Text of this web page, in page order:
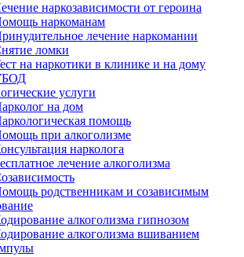
наркозависимости от героина
наркоманам
лечение наркомании
ломки
на наркотики в клинике и на дому
услуги
на дом
помощь
при алкоголизме
нарколога
лечение алкоголизма
родственникам и созависимым
алкоголизма гипнозом
алкоголизма вшиванием